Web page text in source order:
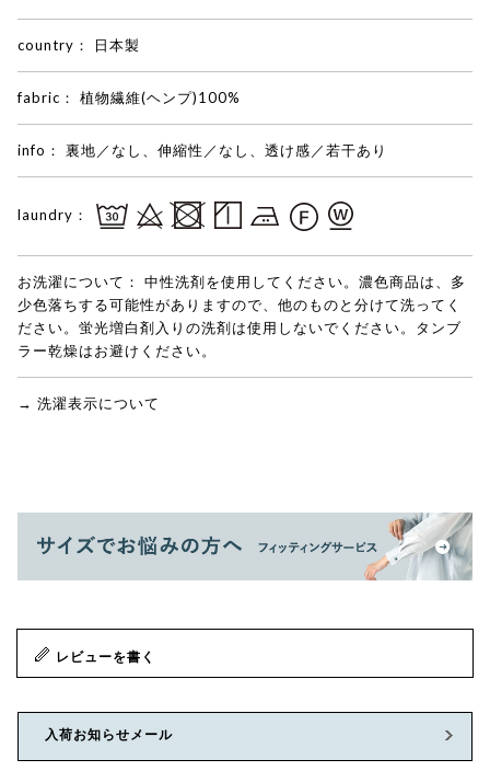
country： 日本製
fabric： 植物繊維(ヘンプ)100%
info： 裏地／なし、伸縮性／なし、透け感／若干あり
laundry：
お洗濯について：
中性洗剤を使用してください。濃色商品は、多
少色落ちする可能性がありますので、他のものと分けて洗ってく
ださい。蛍光増白剤入りの洗剤は使用しないでください。タンブ
ラー乾燥はお避けください。
→ 洗濯表示について
レビューを書く
入荷お知らせメール